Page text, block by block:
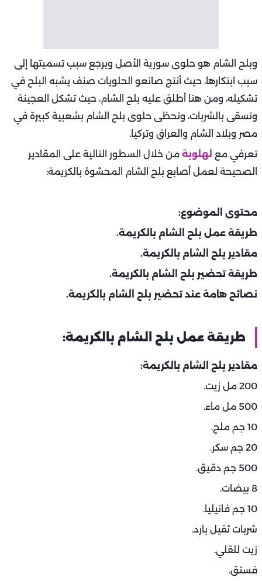
وبلح الشام هو حلوى سورية الأصل ويرجع سبب تسميتها إلى
سبب ابتكارها، حيث أنتج صانعو الحلويات صنف يشبه البلح في
تشكيله، ومن هنا أطلق عليه بلح الشام، حيث تشكل العجينة
وتسقى بالشربات، وتحظى حلوى بلح الشام بشعبية كبيرة في
مصر وبلاد الشام والعراق وتركيا.
تعرفي مع لهلوبة من خلال السطور التالية على المقادير
الصحيحة لعمل أصابع بلح الشام المحشوة بالكريمة:
محتوى الموضوع:
طريقة عمل بلح الشام بالكريمة. ‏
مقادير بلح الشام بالكريمة‏.
طريقة تحضير بلح الشام بالكريمة. ‏
نصائح هامة عند تحضير بلح الشام بالكريمة.‏
طريقة عمل بلح الشام بالكريمة:
مقادير بلح الشام بالكريمة:
200 مل زيت.
500 مل ماء.
10 جم ملح.
20 جم سكر.
500 جم دقيق.
8 بيضات.
10 جم فانيليا.
شربات ثقيل بارد.
زيت للقلي.
فستق.